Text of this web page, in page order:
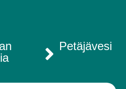
Petäjävesi